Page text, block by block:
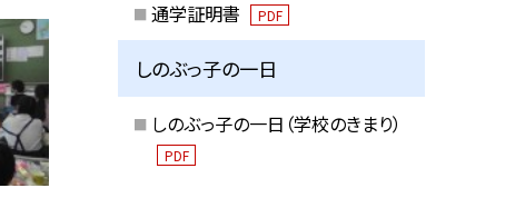
通学証明書 PDF
しのぶっ子の一日
しのぶっ子の一日（学校のきまり）
PDF